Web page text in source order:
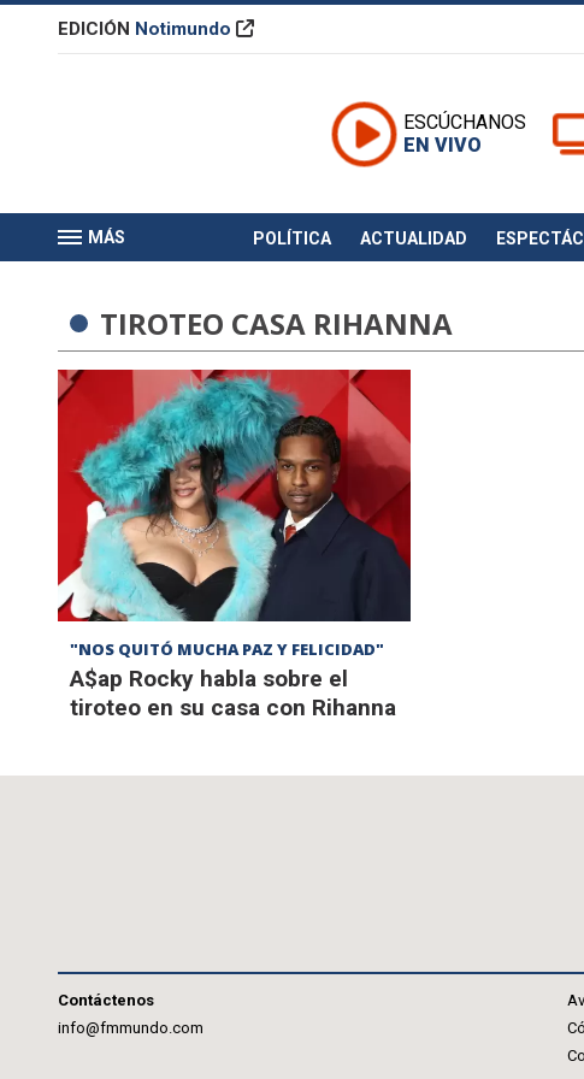
EDICIÓN Notimundo
ESCÚCHANOS
EN VIVO
MÁS POLÍTICA ACTUALIDAD
TIROTEO CASA RIHANNA
"NOS QUITÓ MUCHA PAZ Y FELICIDAD"
A$ap Rocky habla sobre el
tiroteo en su casa con Rihanna
Contáctenos
info@fmmundo.com